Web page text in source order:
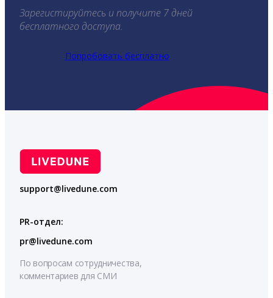
Зарегистируйтесь и получите 7 дней
бесплатного доступа.
Попробовать бесплатно
support@livedune.com
PR-отдел:
pr@livedune.com
По вопросам сотрудничества,
комментариев для СМИ